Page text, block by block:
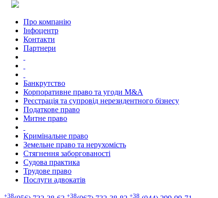
Про компанію
Інфоцентр
Контакти
Партнери
Банкрутство
Корпоративне право та угоди M&A
Реєстрація та супровід нерезидентного бізнесу
Податкове право
Митне право
Кримінальне право
Земельне право та нерухомість
Стягнення заборгованості
Судова практика
Трудове право
Послуги адвокатів
+38 +38 +38